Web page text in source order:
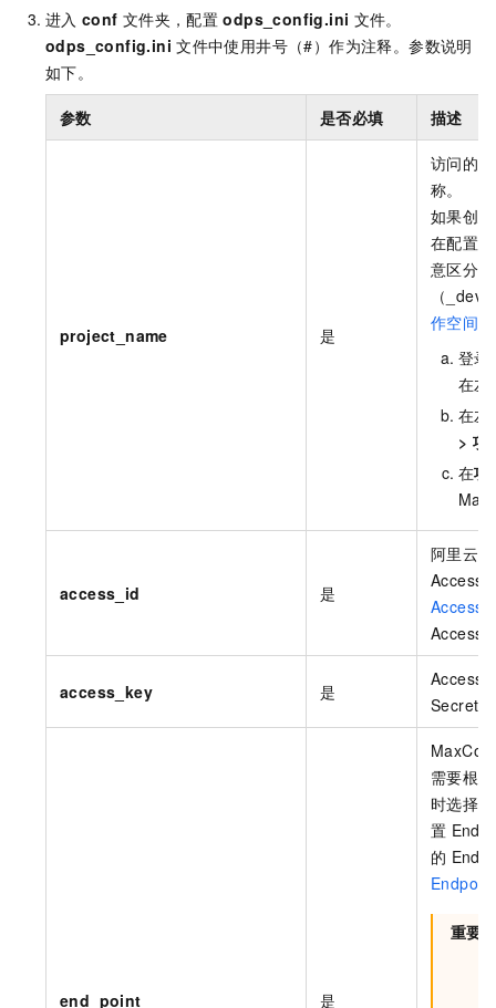
进入 conf 文件夹，配置 odps_config.ini 文件。
odps_config.ini 文件中使用井号（#）作为注释。参数说明
如下。
参数 是否必填 描述
project_name 是
访问的
称。
如果创
在配置
意区分
（_dev
作空间
登录
在左
在左
> 项
在项
access_id 是
阿里云
access_key 是
Secret。
end_point 是
需要根
时选择
置
的
Endpoint
重要